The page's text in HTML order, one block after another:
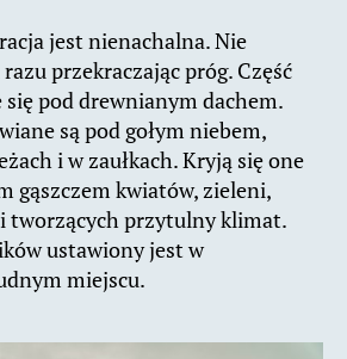
jest nienachalna. Nie
przekraczając próg. Część
pod drewnianym dachem.
są pod gołym niebem,
i w zaułkach. Kryją się one
gąszczem kwiatów, zieleni,
tworzących przytulny klimat.
ustawiony jest w
miejscu.